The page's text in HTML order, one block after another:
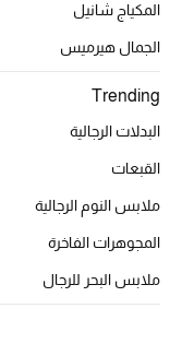
الملابس الرياضية
حقائب وأحذية متطابقة
هدايا للنساء
جميع الملابس النسائية
المكياج شانيل
الجمال هيرميس
Trending
البدلات الرجالية
القبعات
ملابس النوم الرجالية
المجوهرات الفاخرة
ملابس البحر للرجال